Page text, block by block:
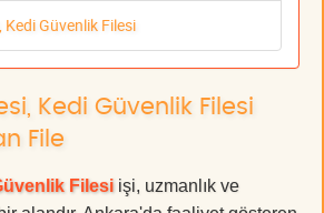
Kedi Güvenlik Filesi
Kedi Güvenlik Filesi
File
Filesi işi, uzmanlık ve